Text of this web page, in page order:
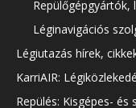
Repülőgépgyártók,
Léginavigációs
Légiutazás hírek,
KarriAIR:
Repülés: Kisgépes-